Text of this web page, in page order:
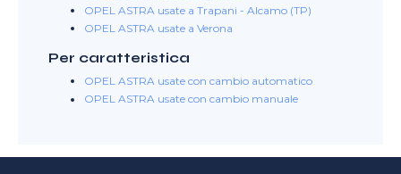
OPEL ASTRA usate a Trapani - Alcamo (TP)
OPEL ASTRA usate a Verona
Per caratteristica
OPEL ASTRA usate con cambio automatico
OPEL ASTRA usate con cambio manuale